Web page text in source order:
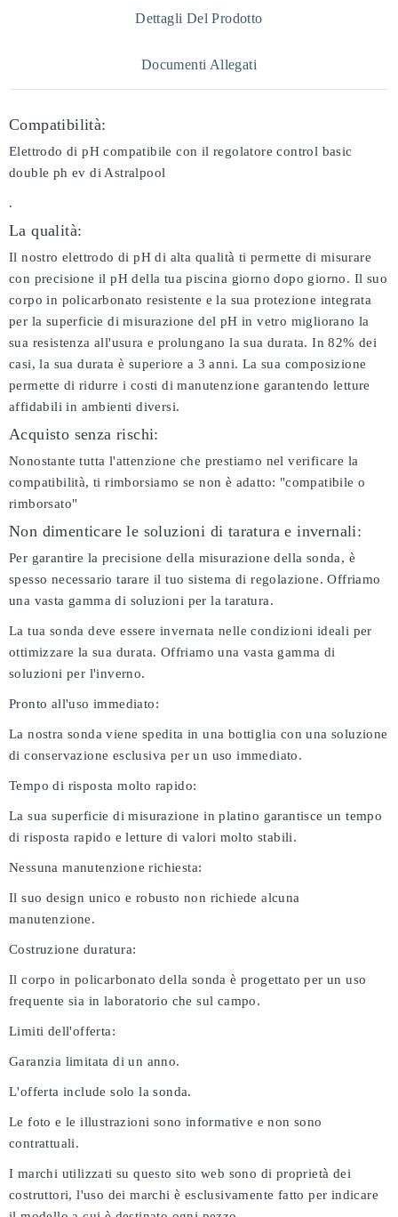
Dettagli Del Prodotto
Documenti Allegati
Compatibilità:
Elettrodo di pH compatibile con il regolatore control basic
double ph ev di Astralpool
.
La qualità:
Il nostro elettrodo di pH di alta qualità ti permette di misurare
con precisione il pH della tua piscina giorno dopo giorno. Il suo
corpo in policarbonato resistente e la sua protezione integrata
per la superficie di misurazione del pH in vetro migliorano la
sua resistenza all'usura e prolungano la sua durata. In 82% dei
casi, la sua durata è superiore a 3 anni. La sua composizione
permette di ridurre i costi di manutenzione garantendo letture
affidabili in ambienti diversi.
Acquisto senza rischi:
Nonostante tutta l'attenzione che prestiamo nel verificare la
compatibilità, ti rimborsiamo se non è adatto: "compatibile o
rimborsato"
Non dimenticare le soluzioni di taratura e invernali:
Per garantire la precisione della misurazione della sonda, è
spesso necessario tarare il tuo sistema di regolazione. Offriamo
una vasta gamma di soluzioni per la taratura.
La tua sonda deve essere invernata nelle condizioni ideali per
ottimizzare la sua durata. Offriamo una vasta gamma di
soluzioni per l'inverno.
Pronto all'uso immediato:
La nostra sonda viene spedita in una bottiglia con una soluzione
di conservazione esclusiva per un uso immediato.
Tempo di risposta molto rapido:
La sua superficie di misurazione in platino garantisce un tempo
di risposta rapido e letture di valori molto stabili.
Nessuna manutenzione richiesta:
Il suo design unico e robusto non richiede alcuna
manutenzione.
Costruzione duratura:
Il corpo in policarbonato della sonda è progettato per un uso
frequente sia in laboratorio che sul campo.
Limiti dell'offerta:
Garanzia limitata di un anno.
L'offerta include solo la sonda.
Le foto e le illustrazioni sono informative e non sono
contrattuali.
I marchi utilizzati su questo sito web sono di proprietà dei
costruttori, l'uso dei marchi è esclusivamente fatto per indicare